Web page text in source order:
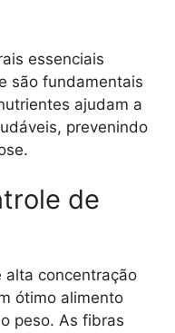
essenciais
são fundamentais
ajudam a
prevenindo
de
alta concentração
ótimo alimento
peso. As fibras